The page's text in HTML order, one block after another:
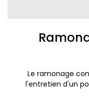
Le ramonage
l'entretien d'un